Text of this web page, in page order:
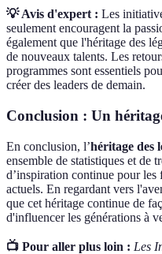
💡 Avis d'expert : Les
seulement encouragent la
également que l'héritage des
de nouveaux talents. Les
programmes sont essentiels
créer des leaders de demain.
Conclusion : Un
En conclusion, l’héritage des
ensemble de statistiques et de
d’inspiration continue pour les
actuels. En regardant vers
que cet héritage continue de
d'influencer les générations à
📺 Pour aller plus loin : Les